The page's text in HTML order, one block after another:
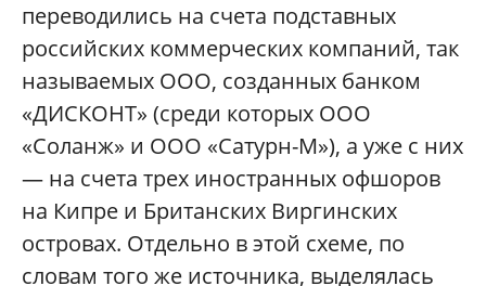
переводились на счета подставных
российских коммерческих компаний, так
называемых ООО, созданных банком
«ДИСКОНТ» (среди которых ООО
«Соланж» и ООО «Сатурн-М»), а уже с них
— на счета трех иностранных офшоров
на Кипре и Британских Виргинских
островах. Отдельно в этой схеме, по
словам того же источника, выделялась